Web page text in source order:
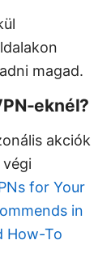
magad.
eknél?
akciók
végi
for Your
in
How-To